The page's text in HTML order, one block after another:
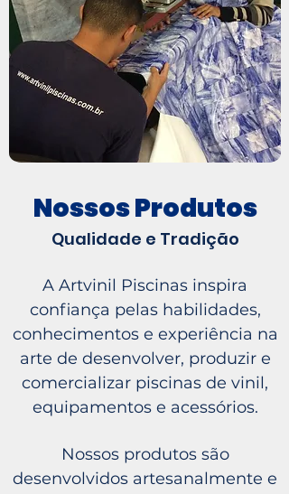
Nossos Produtos
Qualidade e Tradição
A Artvinil Piscinas inspira
confiança pelas habilidades,
conhecimentos e experiência na
arte de desenvolver, produzir e
comercializar piscinas de vinil,
equipamentos e acessórios.
Nossos produtos são
desenvolvidos artesanalmente e